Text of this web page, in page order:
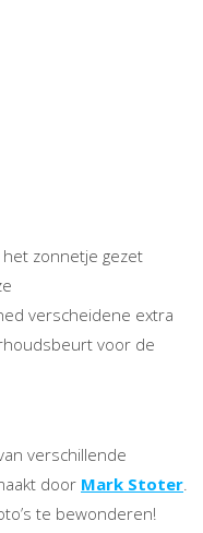
zonnetje gezet
verscheidene extra
voor de
verschillende
door Mark Stoter
te bewonderen!